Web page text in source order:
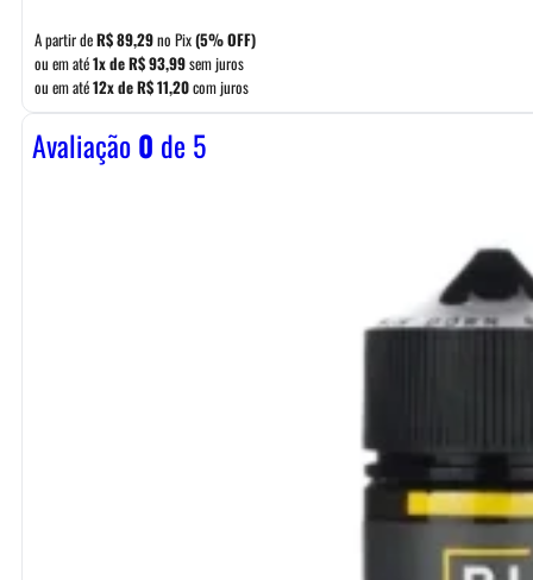
A partir deR$89,29no Pix(5% OFF)
ou em até1x deR$93,99sem juros
ou em até12x deR$11,20com juros
Avaliação0 de 5